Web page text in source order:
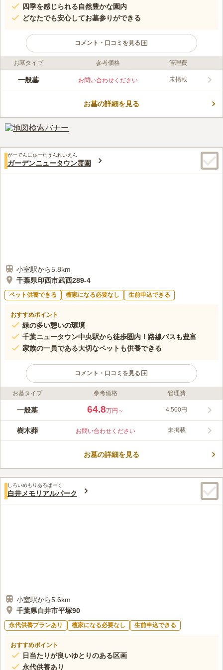
四季を感じられる自然豊かな園内
どなたでも安心してお墓参りができる
コメント・口コミを見る
ライフドット編集部のコメント
船橋やすらぎの杜は、千葉県船橋市という都市にありながらも、
て、段差の少ないバリアフリー設計が採用されています。また、
た霊園です。宗教不問で、遺骨のない人も契約ができるため自分
のお墓を建てるときに雰囲気を重視したいという人にはお勧めで
口コミ評価
60代男性
最寄り駅からの途中にも、道路沿いにも法要関係の施設はない。
しかし、国道からの曲がる所にはファミレスがある。また、成田側に一つ
行った所には多くの店がある。
お墓タイプ 参考価格 管理費
一般墓 お問い合わせください 未掲載
お墓の詳細を見る
がーでんにゅーたうんれいえん
ガーデンニュータウン霊園
小室駅から5.8km
千葉県印西市武西289-4
ペット供養できる 檀家になる必要なし 生前申込できる
おすすめポイント
緑の多い憩いの環境
千葉ニュータウン中央駅から徒歩圏内！路線バスも豊富
家族の一員である大切なペットも供養できる
コメント・口コミを見る
ライフドット編集部のコメント
緑と光があふれるガーデニング霊園です。バリアフリー対応にな
みんなの評価
4.0 口コミ8件
50代女性
霊園内でお花は買えます。駅近辺にイオンやスーパー、コンビニ
なども多数あるので、買い物してから行くのにも不便は無いと思います。
お食事処も駅近辺にいろいろありますし、車での移動なら不便は全然感じ
ないです。
お墓タイプ 参考価格 管理費
一般墓 64.8万円～ 4,500円
樹木葬 お問い合わせください 未掲載
お墓の詳細を見る
しろいめもりあるぱーく
白井メモリアルパーク
小室駅から5.6km
千葉県白井市平塚90
永代供養プランあり 檀家になる必要なし 生前申込できる
おすすめポイント
日当たりが良いゆとりのある区画
永代供養あり